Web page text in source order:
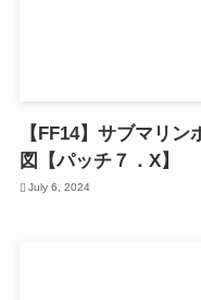
【FF14】サブマリ
図【パッチ７．X】
July 6, 2024